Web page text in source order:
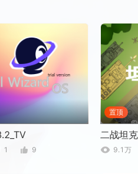
1 9
置顶
二战坦
9.1万